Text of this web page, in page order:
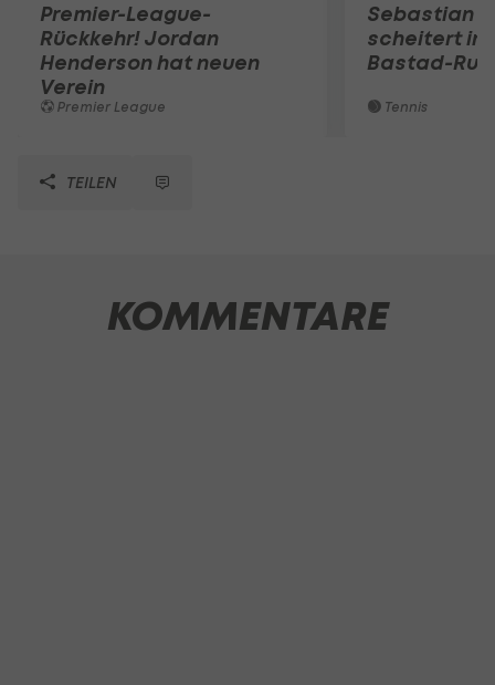
Premier-League-
Rückkehr! Jordan
Henderson hat neuen
Verein
Premier League
Sebastian
scheitert in
Bastad-
Tennis
TEILEN
KOMMENTARE